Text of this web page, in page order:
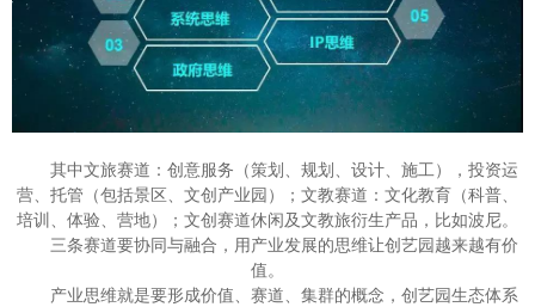
其中文旅赛道：创意服务（策划、规划、设计、施工），投资运
营、托管（包括景区、文创产业园）；文教赛道：文化教育（科普、
培训、体验、营地）；文创赛道休闲及文教旅衍生产品，比如波尼。
三条赛道要协同与融合，用产业发展的思维让创艺园越来越有价
值。
产业思维就是要形成价值、赛道、集群的概念，创艺园生态体系